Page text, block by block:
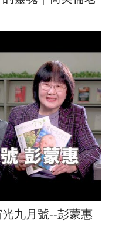
光九月號--彭蒙惠